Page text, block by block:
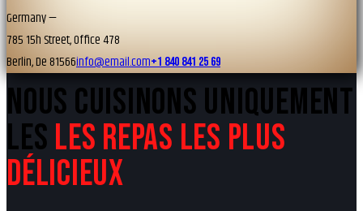
Germany —
785 15h Street, Office 478
Berlin, De 81566info@email.com+1 840 841 25 69
NOUS CUISINONS UNIQUEMENT
LES LES REPAS LES PLUS
DÉLICIEUX